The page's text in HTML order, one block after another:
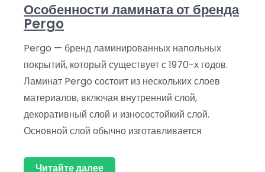
Особенности ламината от бренда
Pergo
Pergo — бренд ламинированных напольных
покрытий, который существует с 1970-х годов.
Ламинат Pergo состоит из нескольких слоев
материалов, включая внутренний слой,
декоративный слой и износостойкий слой.
Основной слой обычно изготавливается
Читайте далее